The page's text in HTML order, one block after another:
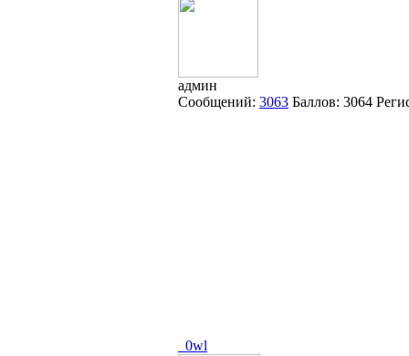
админ
Сообщений: 3063 Баллов: 3064
_0wl